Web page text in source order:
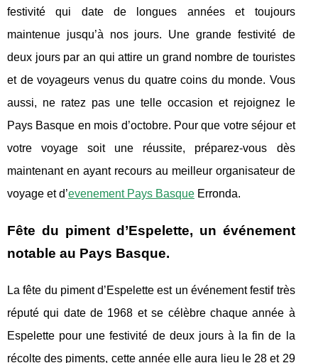
festivité qui date de longues années et toujours
maintenue jusqu’à nos jours. Une grande festivité de
deux jours par an qui attire un grand nombre de touristes
et de voyageurs venus du quatre coins du monde. Vous
aussi, ne ratez pas une telle occasion et rejoignez le
Pays Basque en mois d’octobre. Pour que votre séjour et
votre voyage soit une réussite, préparez-vous dès
maintenant en ayant recours au meilleur organisateur de
voyage et d’evenement Pays Basque Erronda.
Fête du piment d’Espelette, un événement
notable au Pays Basque.
La fête du piment d’Espelette est un événement festif très
réputé qui date de 1968 et se célèbre chaque année à
Espelette pour une festivité de deux jours à la fin de la
récolte des piments, cette année elle aura lieu le 28 et 29